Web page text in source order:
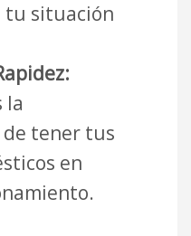
tu situación
la
tener tus
en